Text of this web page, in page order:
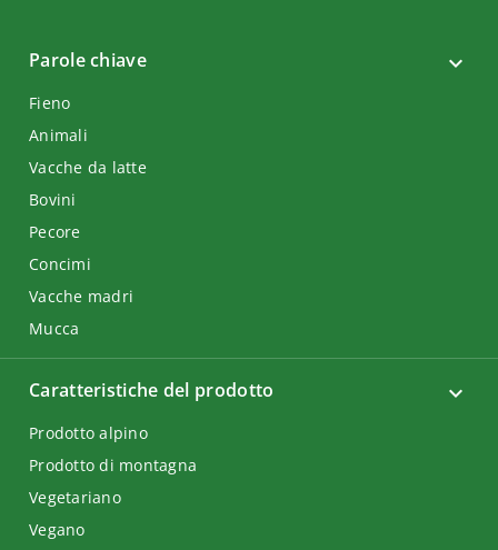
Parole chiave
Fieno
Animali
Vacche da latte
Bovini
Pecore
Concimi
Vacche madri
Mucca
Caratteristiche del prodotto
Prodotto alpino
Prodotto di montagna
Vegetariano
Vegano